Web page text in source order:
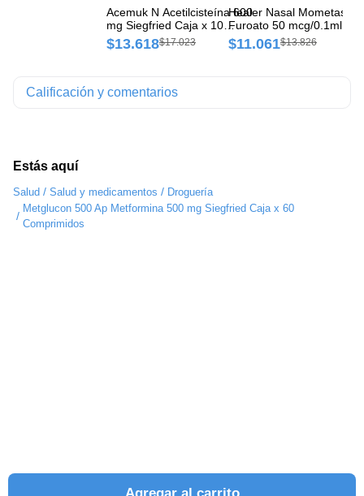
Estás aquí
Salud / Salud y medicamentos / Droguería
/
Metglucon 500 Ap Metformina 500 mg Siegfried Caja x 60
Comprimidos
Acemuk N Acetilcisteína 600
mg Siegfried Caja x 10
Comprimidos
$13.618$17.023
Healer Nasal
Furoato 50 mcg/0.1ml
Siegfried Spray Intranasal
Frasco x 120 Dosis
$11.061$13.826
Calificación y comentarios